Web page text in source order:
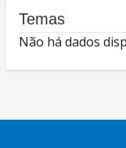
Temas
Não há dados